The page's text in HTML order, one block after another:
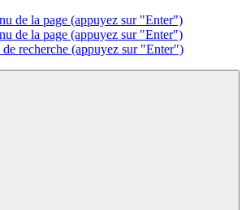
de la page (appuyez sur "Enter")
de la page (appuyez sur "Enter")
de recherche (appuyez sur "Enter")